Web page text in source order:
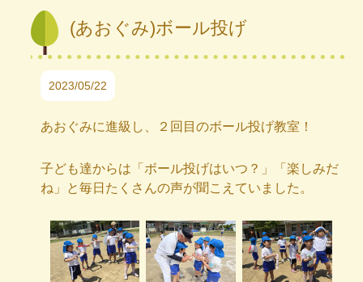
(あおぐみ)ボール投げ
2023/05/22
あおぐみに進級し、２回目のボール投げ教室！
子ども達からは「ボール投げはいつ？」「楽しみだ
ね」と毎日たくさんの声が聞こえていました。